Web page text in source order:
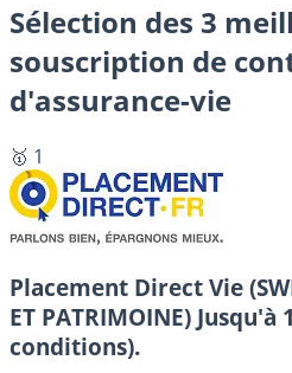
Sélection des 3
souscription de
d'assurance-vie
🥇 1
Placement Direct Vie
ET PATRIMOINE) Jusqu'à
conditions).